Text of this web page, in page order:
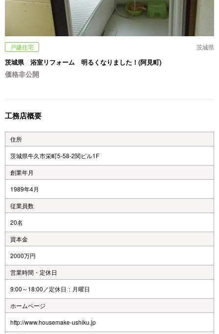
戸建住宅 茨城県
茨城県 浴室リフォーム 明るくなりました！(阿見町)
価格非公開
工務店概要
住所
茨城県牛久市栄町5-58-2関ビル1F
創業年月
1989年4月
従業員数
20名
資本金
2000万円
営業時間・定休日
9:00～18:00／定休日：月曜日
ホームページ
http://www.housemake-ushiku.jp